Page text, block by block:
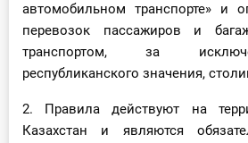
автомобильном транспорте» и
перевозок пассажиров и
транспортом, за
республиканского значения,
2. Правила действуют на
Казахстан и являются